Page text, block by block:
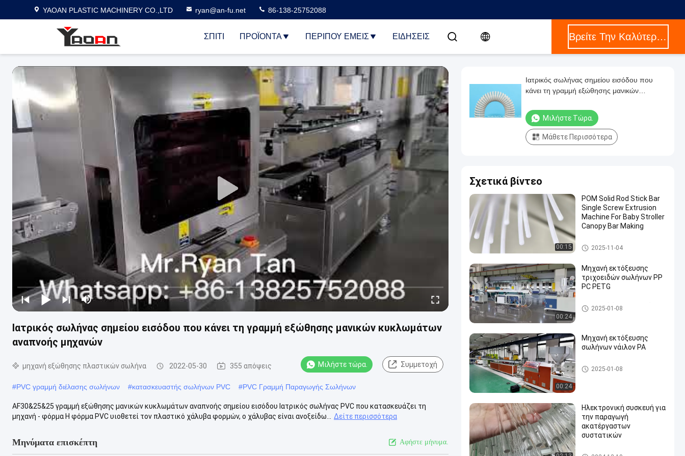
YAOAN PLASTIC MACHINERY CO.,LTD ryan@an-fu.net 86-138-25752088
ΣΠΊΤΙ ΠΡΟΪΌΝΤΑ ΠΕΡΊΠΟΥ ΕΜΕΊΣ ΕΙΔΗΣΕΙΣ Βρείτε Την Καλύτερη Τιμή
Ιατρικός σωλήνας σημείου εισόδου που κάνει τη γραμμή εξώθησης μανικών κυκλωμάτων
αναπνοής μηχανών
μηχανή εξώθησης πλαστικών σωλήνα 2022-05-30 355 απόψεις Μιλήστε τώρα. Συμμετοχή
#PVC γραμμή διέλασης σωλήνων #κατασκευαστής σωλήνων PVC #PVC Γραμμή Παραγωγής Σωλήνων
AF30&25&25 γραμμή εξώθησης μανικών κυκλωμάτων αναπνοής σημείου εισόδου Ιατρικός σωλήνας PVC που κατασκευάζει τη
μηχανή - φόρμα Η φόρμα PVC υιοθετεί τον πλαστικό χάλυβα φορμών, ο χάλυβας είναι ανοξείδω...
Δείτε περισσότερα
Μηνύματα επισκέπτη Αφήστε μήνυμα.
Ιατρικός σωλήνας σημείου εισόδου που
κάνει τη γραμμή εξώθησης μανικών
Μιλήστε Τώρα.
Μάθετε Περισσότερα
Σχετικά βίντεο
00:15
POM Solid Rod Stick Bar
Single Screw Extrusion
Machine For Baby Stroller
Canopy Bar Making
μηχανή εξώθησης πλαστικώ
ν σωλήνα
2025-11-04
00:24
Μηχανή εκτόξευσης
τριχοειδών σωλήνων PP
PC PETG
Πλαστικό άχυρο κατανάλωσ
ης ινδικού καλάμου που κατα
2025-01-08
00:24
Μηχανή εκτόξευσης
σωλήνων νάιλον PA
μηχανή εξώθησης πλαστικώ
ν σωλήνα
2025-01-08
Ηλεκτρονική συσκευή για
την παραγωγή
ακατέργαστων
συστατικών
μηχανή εξώθησης πλαστικώ